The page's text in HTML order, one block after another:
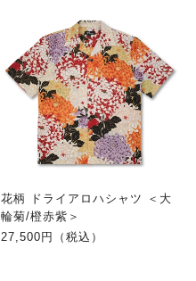
花柄 ドライアロハシャツ ＜大
輪菊/橙赤紫＞
27,500円（税込）